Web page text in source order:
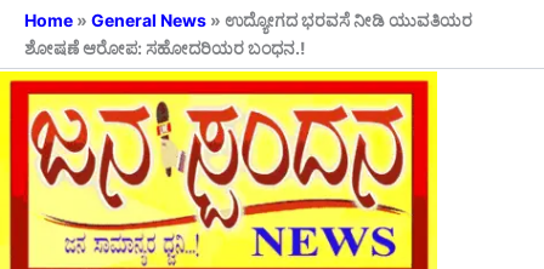
Skip
content
Home » General News » ಉದ್ಯೋಗದ ಭರವಸೆ ನೀಡಿ ಯುವತಿಯರ
ಶೋಷಣೆ ಆರೋಪ: ಸಹೋದರಿಯರ ಬಂಧನ.!